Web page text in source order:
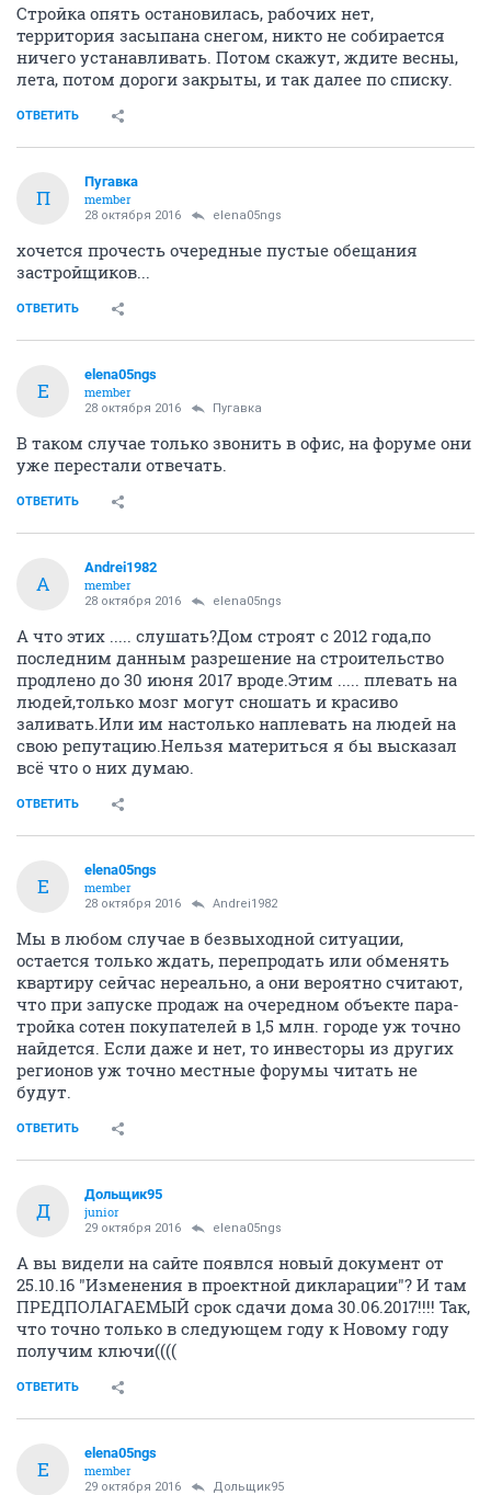
Стройка опять остановилась, рабочих нет,
территория засыпана снегом, никто не собирается
ничего устанавливать. Потом скажут, ждите весны,
лета, потом дороги закрыты, и так далее по списку.
ОТВЕТИТЬ
П
Пугавка
member
28 октября 2016 elena05ngs
хочется прочесть очередные пустые обещания
застройщиков...
ОТВЕТИТЬ
E
elena05ngs
member
28 октября 2016 Пугавка
В таком случае только звонить в офис, на форуме они
уже перестали отвечать.
ОТВЕТИТЬ
A
Andrei1982
member
28 октября 2016 elena05ngs
А что этих ..... слушать?Дом строят с 2012 года,по
последним данным разрешение на строительство
продлено до 30 июня 2017 вроде.Этим ..... плевать на
людей,только мозг могут сношать и красиво
заливать.Или им настолько наплевать на людей на
свою репутацию.Нельзя материться я бы высказал
всё что о них думаю.
ОТВЕТИТЬ
E
elena05ngs
member
28 октября 2016 Andrei1982
Мы в любом случае в безвыходной ситуации,
остается только ждать, перепродать или обменять
квартиру сейчас нереально, а они вероятно считают,
что при запуске продаж на очередном объекте пара-
тройка сотен покупателей в 1,5 млн. городе уж точно
найдется. Если даже и нет, то инвесторы из других
регионов уж точно местные форумы читать не
будут.
ОТВЕТИТЬ
Д
Дольщик95
junior
29 октября 2016 elena05ngs
А вы видели на сайте появлся новый документ от
25.10.16 "Изменения в проектной дикларации"? И там
ПРЕДПОЛАГАЕМЫЙ срок сдачи дома 30.06.2017!!!! Так,
что точно только в следующем году к Новому году
получим ключи((((
ОТВЕТИТЬ
E
elena05ngs
member
29 октября 2016 Дольщик95